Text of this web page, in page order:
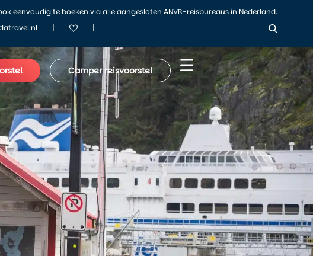
eenvoudig te boeken via alle aangesloten ANVR-reisbureaus in Nederland.
| |
Camper reisvoorstel